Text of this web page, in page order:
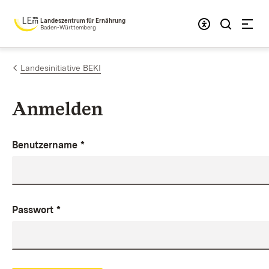
Zum Inhalt springen
Landeszentrum für Ernährung
Baden-Württemberg
Landesinitiative BEKI
Anmelden
Benutzername *
Passwort *